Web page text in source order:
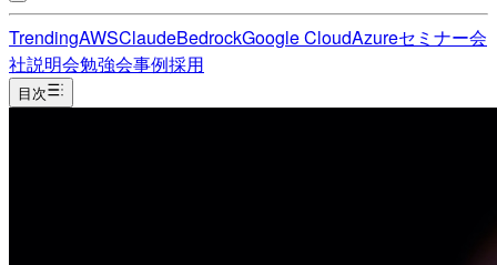
TrendingAWSClaudeBedrockGoogle CloudAzureセミナー会
社説明会勉強会事例採用
目次